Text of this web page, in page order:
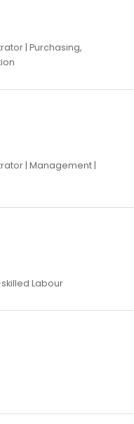
| Purchasing,
| Management |
Labour